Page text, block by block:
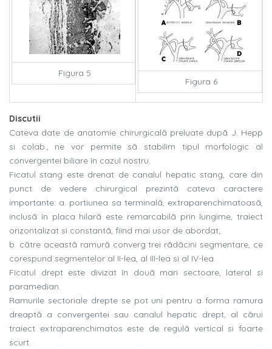
Figura 5
Figura 6
Discutii
Cateva date de anatomie chirurgicalã preluate dupã J. Hepp
si colab., ne vor permite sã stabilim tipul morfologic al
convergentei biliare în cazul nostru.
Ficatul stang este drenat de canalul hepatic stang, care din
punct de vedere chirurgical prezintã cateva caractere
importante: a. portiunea sa terminalã, extraparenchimatoasã,
inclusã în placa hilarã este remarcabilã prin lungime, traiect
orizontalizat si constantã, fiind mai usor de abordat;
b. cãtre aceastã ramurã converg trei rãdãcini segmentare, ce
corespund segmentelor al II-lea, al III-lea si al IV-lea.
Ficatul drept este divizat în douã mari sectoare, lateral si
paramedian.
Ramurile sectoriale drepte se pot uni pentru a forma ramura
dreaptã a convergentei sau canalul hepatic drept, al cãrui
traiect extraparenchimatos este de regulã vertical si foarte
scurt.